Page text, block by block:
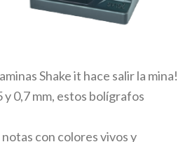
Shake it hace salir la mina!
y 0,7 mm, estos bolígrafos
con colores vivos y